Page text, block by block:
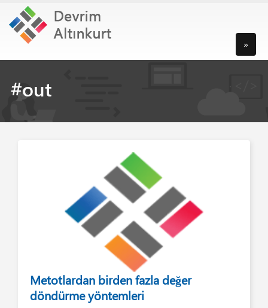
»
#out
Metotlardan birden fazla değer
döndürme yöntemleri